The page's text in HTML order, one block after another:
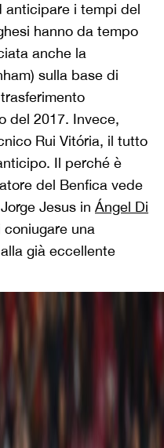
anticipare i tempi del
hanno da tempo
anche la
sulla base di
del 2017. Invece,
Rui Vitória, il tutto
Il perché è
del Benfica vede
Jesus in Ángel Di
una
già eccellente